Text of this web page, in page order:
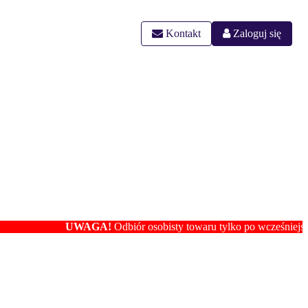
Kontakt Zaloguj się
UWAGA!Odbiór osobisty towaru tylko po wcześniejszym